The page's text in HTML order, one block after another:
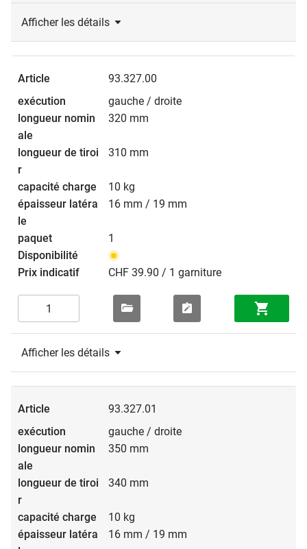
Afficher les détails
93.327.00
gauche / droite
320 mm
310 mm
10 kg
16 mm / 19 mm
1
CHF 39.90 / 1 garniture
Afficher les détails
93.327.01
gauche / droite
350 mm
340 mm
10 kg
16 mm / 19 mm